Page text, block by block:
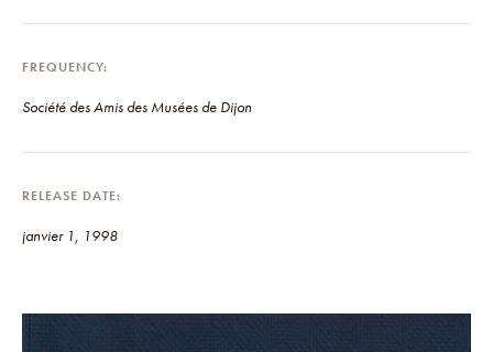
FREQUENCY
Société des Amis des Musées de Dijon
RELEASE DATE
janvier 1, 1998